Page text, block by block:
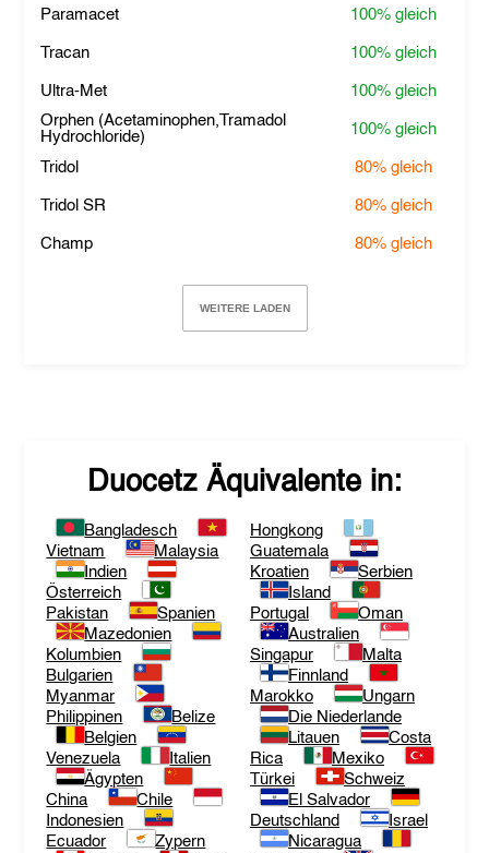
Paramacet 100% gleich
Tracan 100% gleich
Ultra-Met 100% gleich
Orphen (Acetaminophen,Tramadol
Hydrochloride)
100% gleich
Tridol 80% gleich
Tridol SR 80% gleich
Champ 80% gleich
WEITERE LADEN
Duocetz Äquivalente in:
Bangladesch
Vietnam
Malaysia
Indien
Österreich
Pakistan
Spanien
Mazedonien
Kolumbien
Bulgarien
Myanmar
Philippinen
Belize
Belgien
Venezuela
Italien
Ägypten
China
Chile
Indonesien
Ecuador
Zypern
Hongkong
Guatemala
Kroatien
Serbien
Island
Portugal
Oman
Australien
Singapur
Malta
Finnland
Marokko
Ungarn
Die Niederlande
Litauen
Costa
Rica
Mexiko
Türkei
Schweiz
El Salvador
Deutschland
Israel
Nicaragua